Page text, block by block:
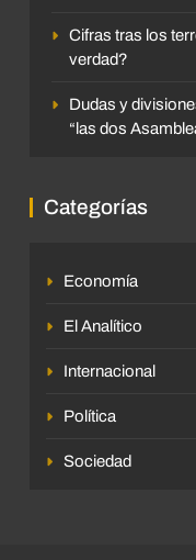
Cifras tras los
verdad?
Dudas y
“las dos
Categorías
Economía
El Analítico
Internacional
Política
Sociedad